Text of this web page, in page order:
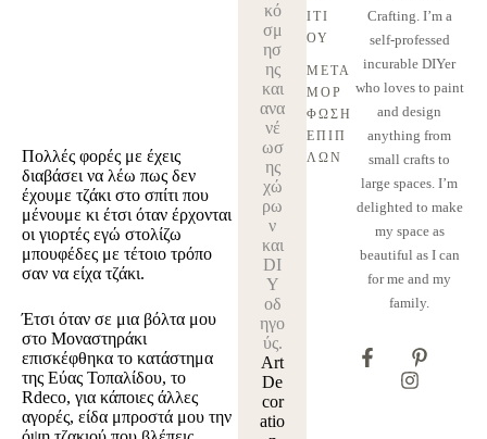
Πολλές φορές με έχεις
διαβάσει να λέω πως δεν
έχουμε τζάκι στο σπίτι που
μένουμε κι έτσι όταν έρχονται
οι γιορτές εγώ στολίζω
μπουφέδες με τέτοιο τρόπο
σαν να είχα τζάκι.
Έτσι όταν σε μια βόλτα μου
στο Μοναστηράκι
επισκέφθηκα το κατάστημα
της Εύας Τοπαλίδου, το
Rdeco, για κάποιες άλλες
αγορές, είδα μπροστά μου την
κό
σμ
ησ
ης
και
ανα
νέ
ωσ
ης
χώ
ρω
ν
και
DI
Y
οδ
ηγο
ύς.
Art
De
cor
atio
ΙΤΙ
ΟΎ
ΜΕΤΑ
ΜΌΡ
ΦΩΣΗ
ΕΠΊΠ
ΛΩΝ
Crafting. I’m a
self-professed
incurable DIYer
who loves to paint
and design
anything from
small crafts to
large spaces. I’m
delighted to make
my space as
beautiful as I can
for me and my
family.